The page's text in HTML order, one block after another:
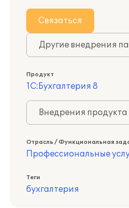
Связаться
Другие внедрения
Продукт
1С:Бухгалтерия 8
Внедрения
Отрасль / Функциональная
Профессиональные
Теги
бухгалтерия